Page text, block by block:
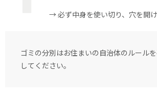
→ 必ず中身を使い切り、穴を開け
ゴミの分別はお住まいの自治体のルール
してください。